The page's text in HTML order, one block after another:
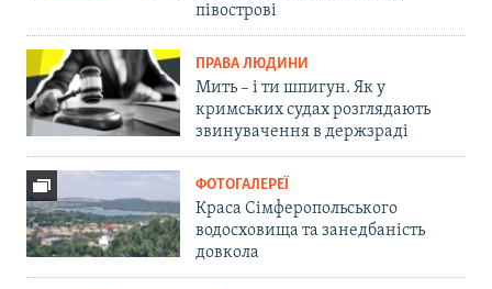
півострові
ПРАВА ЛЮДИНИ
Мить – і ти шпигун. Як у
кримських судах розглядають
звинувачення в держзраді
ФОТОГАЛЕРЕЇ
Краса Сімферопольського
водосховища та занедбаність
довкола